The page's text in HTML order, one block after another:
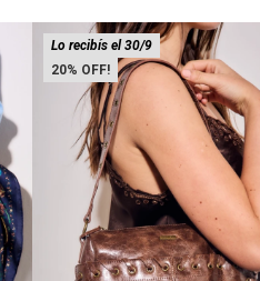
20
Lo recibís el 30/9